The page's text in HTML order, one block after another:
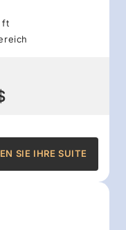
ft
SIE IHRE SUITE